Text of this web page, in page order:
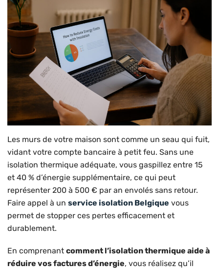
Les murs de votre maison sont comme un seau qui fuit,
vidant votre compte bancaire à petit feu. Sans une
isolation thermique adéquate, vous gaspillez entre 15
et 40 % d’énergie supplémentaire, ce qui peut
représenter 200 à 500 € par an envolés sans retour.
Faire appel à un service isolation Belgique vous
permet de stopper ces pertes efficacement et
durablement.
En comprenant comment l’isolation thermique aide à
réduire vos factures d’énergie, vous réalisez qu’il